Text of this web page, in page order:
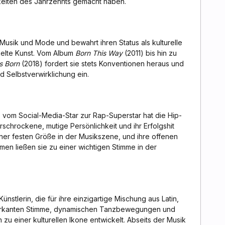
und Mode und bewahrt ihren Status als kulturelle
Kunst. Vom Album Born This Way(2011) bis hin zu
Born(2018) fordert sie stets Konventionen heraus und
Selbstverwirklichung ein.
Social-Media-Star zur Rap-Superstar hat die Hip-
mutige Persönlichkeit und ihr Erfolgshit
festen Größe in der Musikszene, und ihre offenen
ließen sie zu einer wichtigen Stimme in der
die für ihre einzigartige Mischung aus Latin,
Stimme, dynamischen Tanzbewegungen und
einer kulturellen Ikone entwickelt. Abseits der Musik